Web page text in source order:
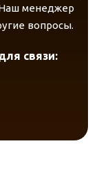
Наш менеджер
вопросы.
связи: